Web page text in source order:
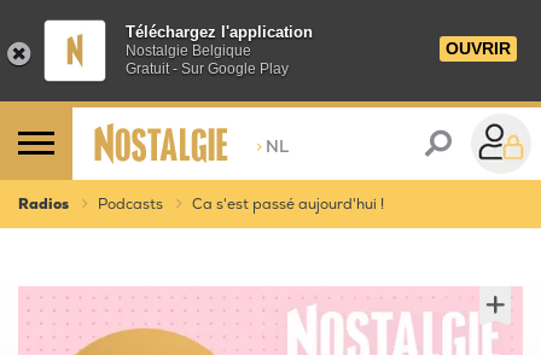
Téléchargez l'application
Nostalgie Belgique
Gratuit - Sur Google Play
OUVRIR
> NL
Radios Podcasts Ca s'est passé aujourd'hui !